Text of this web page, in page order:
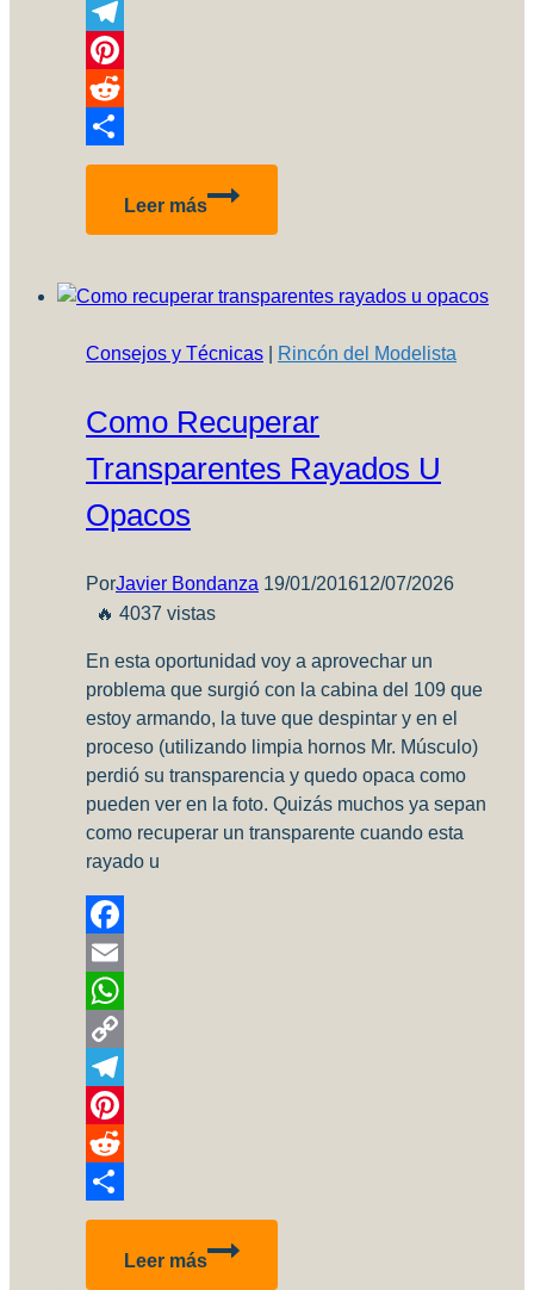
Copy
Link
Telegram
Pinterest
Reddit
Compartir
Leer más
Revista
Consejos y Técnicas Rincón del Modelista
Como Recuperar
Transparentes Rayados U
Opacos
PorJavier Bondanza 19/01/201612/07/2026
🔥 4037 vistas
En esta oportunidad voy a aprovechar un
problema que surgió con la cabina del 109 que
estoy armando, la tuve que despintar y en el
proceso (utilizando limpia hornos Mr. Músculo)
perdió su transparencia y quedo opaca como
pueden ver en la foto. Quizás muchos ya sepan
como recuperar un transparente cuando esta
rayado u
Facebook
Email
WhatsApp
Copy
Link
Telegram
Pinterest
Reddit
Compartir
Leer más
Como